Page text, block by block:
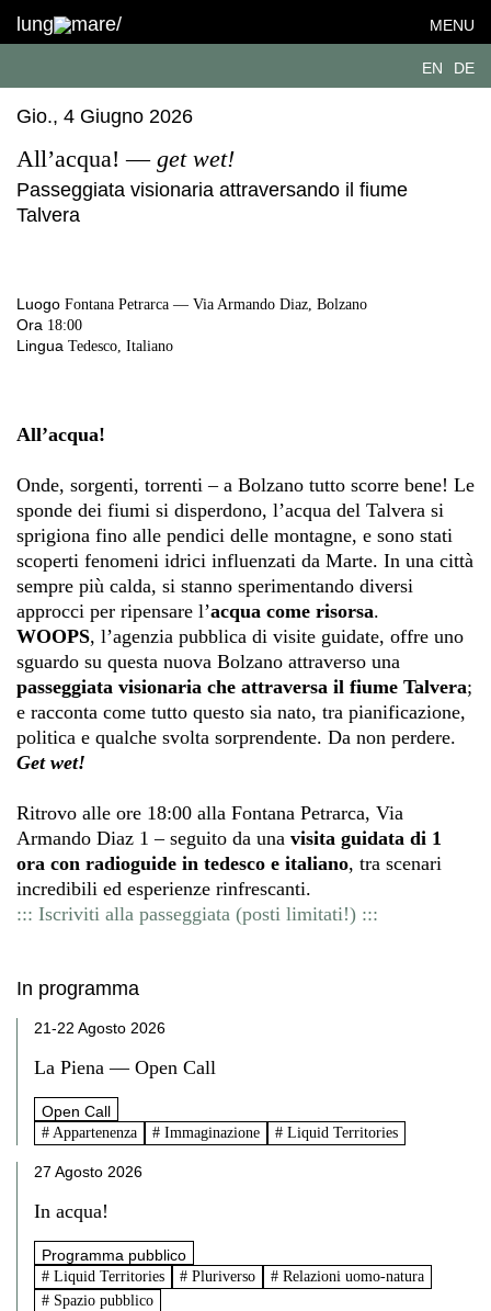
lung mare/ MENU
EN DE
Gio., 4 Giugno 2026
All’acqua! —get wet!
Passeggiata visionaria attraversando il fiume
Talvera
Luogo Fontana Petrarca — Via Armando Diaz, Bolzano
Ora 18:00
Lingua Tedesco, Italiano
All’acqua!
Onde, sorgenti, torrenti – a Bolzano tutto scorre bene! Le
sponde dei fiumi si disperdono, l’acqua del Talvera si
sprigiona fino alle pendici delle montagne, e sono stati
scoperti fenomeni idrici influenzati da Marte. In una città
sempre più calda, si stanno sperimentando diversi
approcci per ripensare l’acqua come risorsa.
WOOPS, l’agenzia pubblica di visite guidate, offre uno
sguardo su questa nuova Bolzano attraverso una
passeggiata visionaria che attraversa il fiume Talvera;
e racconta come tutto questo sia nato, tra pianificazione,
politica e qualche svolta sorprendente. Da non perdere.
Get wet!
Ritrovo alle ore 18:00 alla Fontana Petrarca, Via
Armando Diaz 1 – seguito da una visita guidata di 1
ora con radioguide in tedesco e italiano, tra scenari
incredibili ed esperienze rinfrescanti.
::: Iscriviti alla passeggiata (posti limitati!) :::
In programma
21-22 Agosto 2026
La Piena — Open Call
Open Call
# Appartenenza # Immaginazione # Liquid Territories
27 Agosto 2026
In acqua!
Programma pubblico
# Liquid Territories # Pluriverso
# Relazioni uomo-natura
# Spazio pubblico